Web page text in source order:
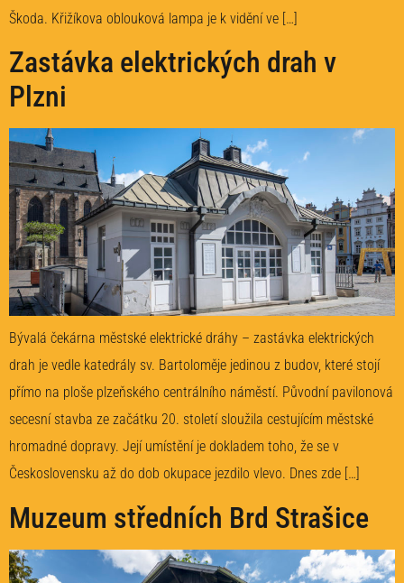
Škoda. Křižíkova oblouková lampa je k vidění ve […]
Zastávka elektrických drah v
Plzni
Bývalá čekárna městské elektrické dráhy – zastávka elektrických
drah je vedle katedrály sv. Bartoloměje jedinou z budov, které stojí
přímo na ploše plzeňského centrálního náměstí. Původní pavilonová
secesní stavba ze začátku 20. století sloužila cestujícím městské
hromadné dopravy. Její umístění je dokladem toho, že se v
Československu až do dob okupace jezdilo vlevo. Dnes zde […]
Muzeum středních Brd Strašice